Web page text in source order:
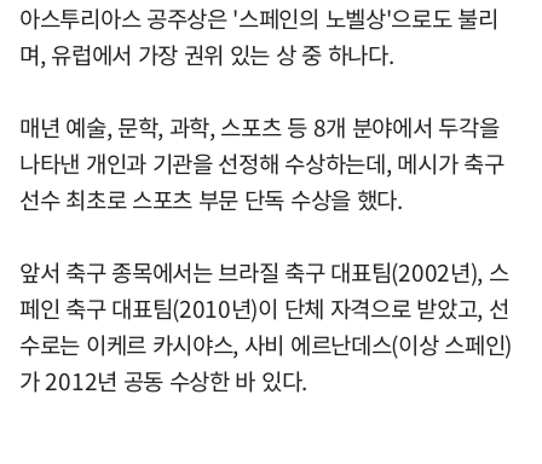
아스투리아스 공주상은 '스페인의 노벨상'으로도 불리
며, 유럽에서 가장 권위 있는 상 중 하나다.
매년 예술, 문학, 과학, 스포츠 등 8개 분야에서 두각을
나타낸 개인과 기관을 선정해 수상하는데, 메시가 축구
선수 최초로 스포츠 부문 단독 수상을 했다.
앞서 축구 종목에서는 브라질 축구 대표팀(2002년), 스
페인 축구 대표팀(2010년)이 단체 자격으로 받았고, 선
수로는 이케르 카시야스, 사비 에르난데스(이상 스페인)
가 2012년 공동 수상한 바 있다.